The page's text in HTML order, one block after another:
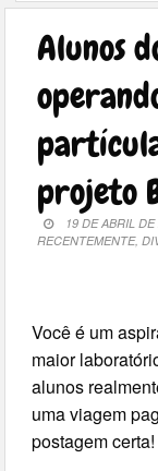
Alunos
projeto
19 DE ABRIL
RECENTEMENTE,
Você é um
maior
alunos
uma viagem
postagem certa!